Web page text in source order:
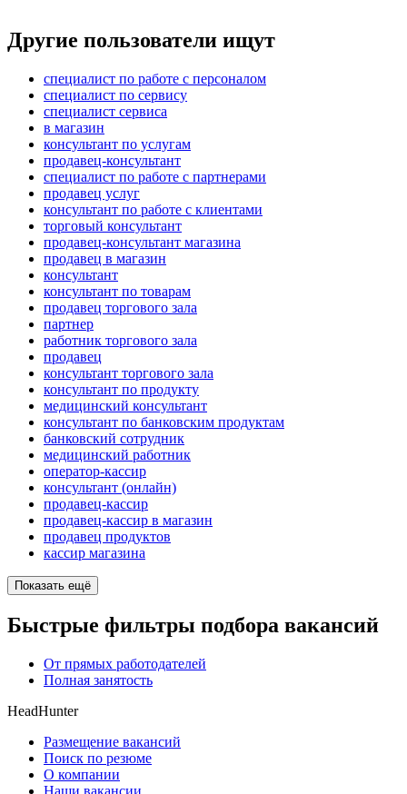
Другие пользователи ищут
специалист по работе с персоналом
специалист по сервису
специалист сервиса
в магазин
консультант по услугам
продавец-консультант
специалист по работе с партнерами
продавец услуг
консультант по работе с клиентами
торговый консультант
продавец-консультант магазина
продавец в магазин
консультант
консультант по товарам
продавец торгового зала
партнер
работник торгового зала
продавец
консультант торгового зала
консультант по продукту
медицинский консультант
консультант по банковским продуктам
банковский сотрудник
медицинский работник
оператор-кассир
консультант (онлайн)
продавец-кассир
продавец-кассир в магазин
продавец продуктов
кассир магазина
Показать ещё
Быстрые фильтры подбора вакансий
От прямых работодателей
Полная занятость
HeadHunter
Размещение вакансий
Поиск по резюме
О компании
Наши вакансии